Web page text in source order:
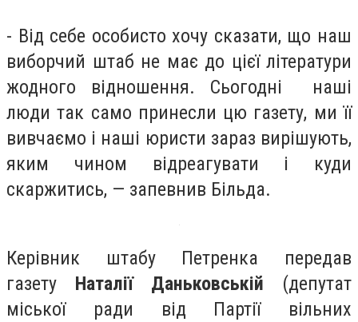
- Від себе особисто хочу сказати, що наш
виборчий штаб не має до цієї літератури
жодного відношення. Сьогодні наші
люди так само принесли цю газету, ми її
вивчаємо і наші юристи зараз вирішують,
яким чином відреагувати і куди
скаржитись, — запевнив Більда.
Керівник штабу Петренка передав
газету Наталії Даньковській (депутат
міської ради від Партії вільних